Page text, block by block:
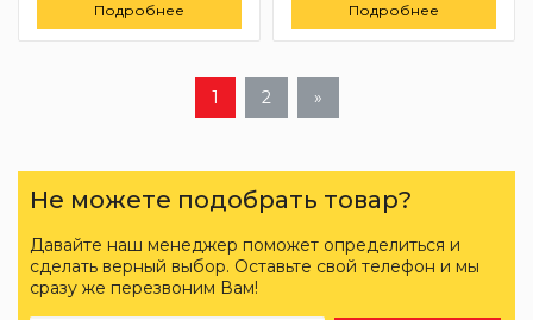
Подробнее Подробнее
1 2 »
Не можете подобрать товар?
Давайте наш менеджер поможет определиться и
сделать верный выбор. Оставьте свой телефон и мы
сразу же перезвоним Вам!